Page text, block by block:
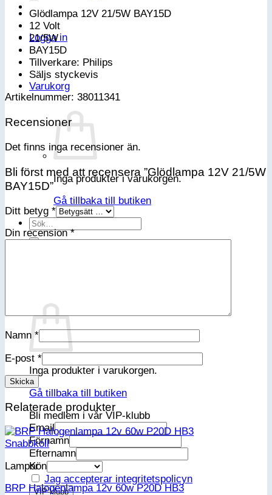
Logga in
Varukorg
Inga produkter i varukorgen.
Gå tillbaka till butiken
Sök
efter:
Inga produkter i varukorgen.
Gå tillbaka till butiken
Bli medlem i vår VIP-klubb
Email
Förnamn
Efternamn
Kön
Jag accepterar integritetspolicyn
Glödlampa 12V 21/5W BAY15D
12 Volt
21/5W
BAY15D
Tillverkare: Philips
Säljs styckevis
Artikelnummer: 38011341
Recensioner
Det finns inga recensioner än.
Bli först med att recensera ”Glödlampa 12V 21/5W
BAY15D”
Ditt betyg *
Din recension*
Namn *
E-post *
Relaterade produkter
Snabbkoll
Lampor
BRP Halogenlampa 12v 60w P20D HB3